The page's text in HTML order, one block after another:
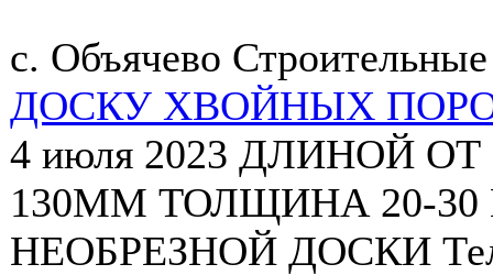
с. Объячево
ДОСКУ ХВОЙНЫХ
4 июля 2023 ДЛИНОЙ ОТ
130ММ ТОЛЩИНА 20-30
НЕОБРЕЗНОЙ ДОСКИ